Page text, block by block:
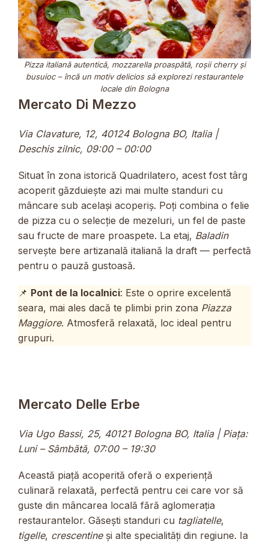
Pizza italiană autentică, mozzarella proaspătă, roșii cherry și
busuioc – încă un motiv delicios să explorezi restaurantele
locale din Bologna
Mercato Di Mezzo
Via Clavature, 12, 40124 Bologna BO, Italia |
Deschis zilnic, 09:00 – 00:00
Situat în zona istorică Quadrilatero, acest fost târg
acoperit găzduiește azi mai multe standuri cu
mâncare sub același acoperiș. Poți combina o felie
de pizza cu o selecție de mezeluri, un fel de paste
sau fructe de mare proaspete. La etaj, Baladin
servește bere artizanală italiană la draft — perfectă
pentru o pauză gustoasă.
📌 Pont de la localnici: Este o oprire excelentă
seara, mai ales dacă te plimbi prin zona Piazza
Maggiore. Atmosferă relaxată, loc ideal pentru
grupuri.
Mercato Delle Erbe
Via Ugo Bassi, 25, 40121 Bologna BO, Italia | Piața:
Luni – Sâmbătă, 07:00 – 19:30
Această piață acoperită oferă o experiență
culinară relaxată, perfectă pentru cei care vor să
guste din mâncarea locală fără aglomerația
restaurantelor. Găsești standuri cu tagliatelle,
tigelle, crescentineși alte specialități din regiune. Ia